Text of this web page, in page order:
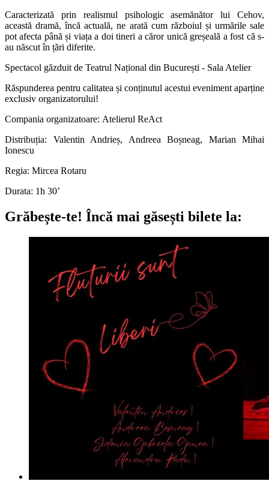
Caracterizată prin realismul psihologic asemănător lui Cehov,
această dramă, încă actuală, ne arată cum războiul și urmările sale
pot afecta până și viața a doi tineri a căror unică greșeală a fost că s-
au născut în țări diferite.
Spectacol găzduit de Teatrul Național din București - Sala Atelier
Răspunderea pentru calitatea și conținutul acestui eveniment aparține
exclusiv organizatorului!
Compania organizatoare: Atelierul ReAct
Distribuția: Valentin Andrieș, Andreea Boșneag, Marian Mihai
Ionescu
Regia: Mircea Rotaru
Durata: 1h 30’
Grăbește-te! Încă mai găsești bilete la: